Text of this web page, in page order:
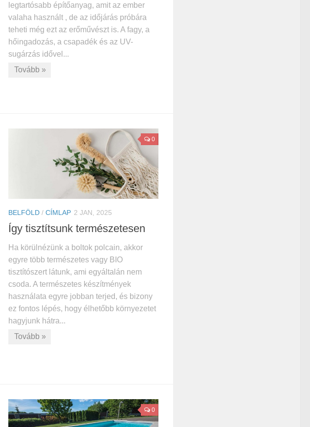
legtartósabb építőanyag, amit az ember
valaha használt , de az időjárás próbára
teheti még ezt az erőművészt is. A fagy, a
hőingadozás, a csapadék és az UV-
sugárzás idővel...
Tovább »
0
BELFÖLD / CÍMLAP 2 JAN, 2025
Így tisztítsunk természetesen
Ha körülnézünk a boltok polcain, akkor
egyre több természetes vagy BIO
tisztítószert látunk, ami egyáltalán nem
csoda. A természetes készítmények
használata egyre jobban terjed, és bizony
ez fontos lépés, hogy élhetőbb környezetet
hagyjunk hátra...
Tovább »
0